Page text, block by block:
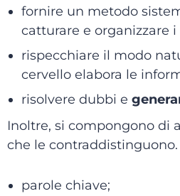
fornire un metodo
catturare e organizzare i
rispecchiare il modo
cervello elabora le
risolvere dubbi e
Inoltre, si compongono di
che le
parole chiave;